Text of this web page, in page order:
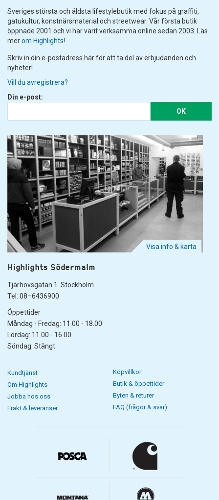
Sveriges största och äldsta lifestylebutik med fokus på graffiti,
gatukultur, konstnärsmaterial och streetwear. Vår första butik
öppnade 2001 och vi har varit verksamma online sedan 2003. Läs
merom Highlights!
Skriv in din e-postadress här för att ta del av erbjudanden och
nyheter!
Vill du avregistrera?
Din e-post:
OK
Visa info & karta
Highlights Södermalm
Tjärhovsgatan 1. Stockholm
Tel: 08–6436900
Öppettider
Måndag - Fredag: 11.00 - 18.00
Lördag: 11.00 - 16.00
Söndag: Stängt
Kundtjänst
Om Highlights
Jobba hos oss
Frakt & leveranser
Köpvillkor
Butik & öppettider
Byten & returer
FAQ (frågor & svar)